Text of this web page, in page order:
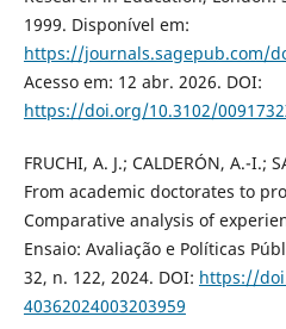
1999. Disponível em:
https://journals.sagepub.com/
Acesso em: 12 abr. 2026. DOI:
https://doi.org/10.3102/
FRUCHI, A. J.; CALDERÓN, A.-I.;
From academic doctorates to
Comparative analysis of
Ensaio: Avaliação e Políticas
32, n. 122, 2024. DOI: https://
40362024003203959